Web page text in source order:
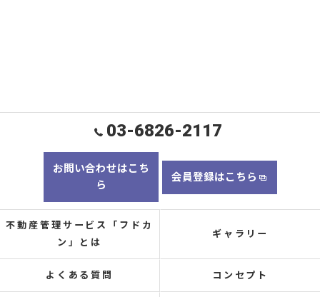
03-6826-2117
お問い合わせはこち
ら
会員登録はこちら
不動産管理サービス「フドカ
ン」とは
ギャラリー
よくある質問 コンセプト